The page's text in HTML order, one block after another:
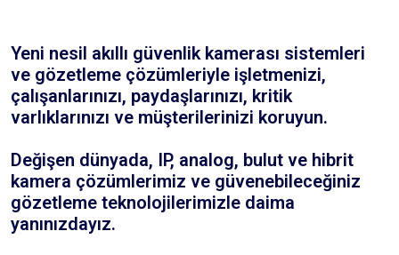
Yeni nesil akıllı güvenlik kamerası sistemleri
ve gözetleme çözümleriyle işletmenizi,
çalışanlarınızı, paydaşlarınızı, kritik
varlıklarınızı ve müşterilerinizi koruyun.
Değişen dünyada, IP, analog, bulut ve hibrit
kamera çözümlerimiz ve güvenebileceğiniz
gözetleme teknolojilerimizle daima
yanınızdayız.